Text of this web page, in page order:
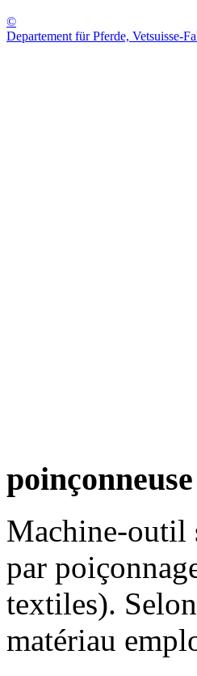
©
Departement für Pferde, Vetsuisse-
poinçonneuse
Machine-outil
par
textiles).
matériau